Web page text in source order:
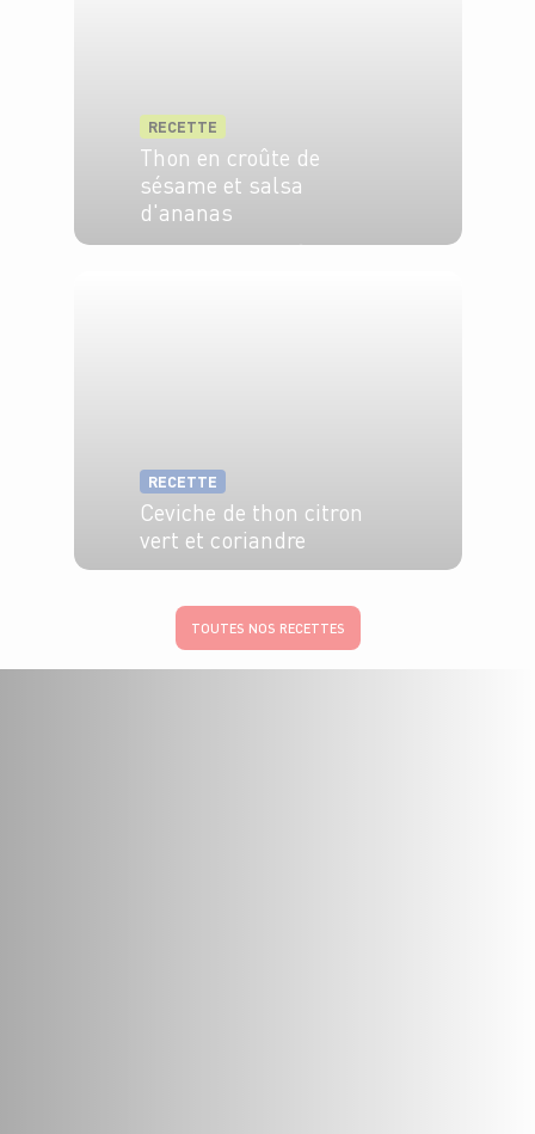
RECETTE
Thon en croûte de
sésame et salsa
d'ananas
RECETTE
Ceviche de thon citron
vert et coriandre
TOUTES NOS RECETTES